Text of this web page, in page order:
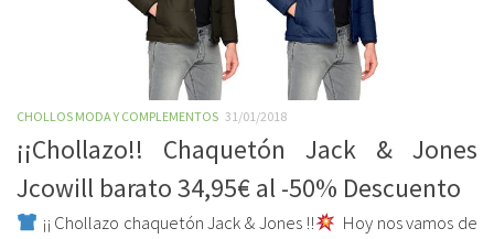
CHOLLOS MODA Y COMPLEMENTOS 31/01/2018
¡¡Chollazo!! Chaquetón Jack & Jones
Jcowill barato 34,95€ al -50% Descuento
¡¡ Chollazo chaquetón Jack & Jones !!
Hoy nos vamos de